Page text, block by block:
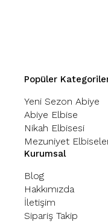
Popüler
Yeni Sezon Abiye
Abiye Elbise
Nikah Elbisesi
Mezuniyet
Kurumsal
Blog
Hakkımızda
İletişim
Sipariş Takip